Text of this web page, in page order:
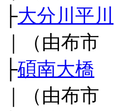
├大分川平川
｜（由布市
├碩南大橋
｜（由布